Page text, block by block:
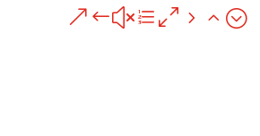
&#xe052;